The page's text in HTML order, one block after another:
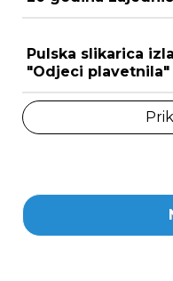
Pulska slikarica
"Odjeci